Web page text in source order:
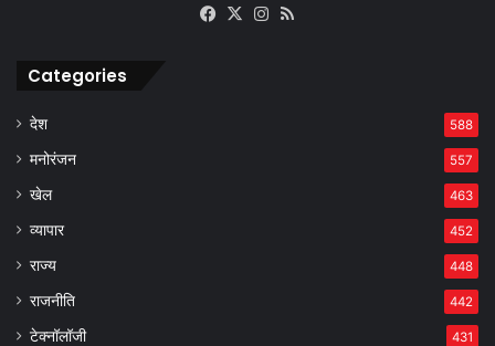
Facebook
X Instagram
Categories
देश 588
मनोरंजन 557
खेल 463
व्यापार 452
राज्य 448
राजनीति 442
टेक्नॉलॉजी 431